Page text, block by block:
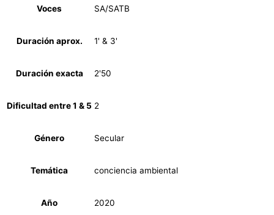
Voces SA/SATB
Duración aprox. 1' & 3'
Duración exacta 2'50
Dificultad entre 1 & 5 2
Género Secular
Temática conciencia ambiental
Año 2020